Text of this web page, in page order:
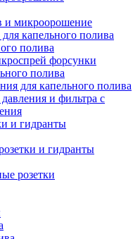
и микроорошение
капельного полива
полива
форсунки
полива
для капельного полива
и фильтра с
и гидранты
и гидранты
розетки